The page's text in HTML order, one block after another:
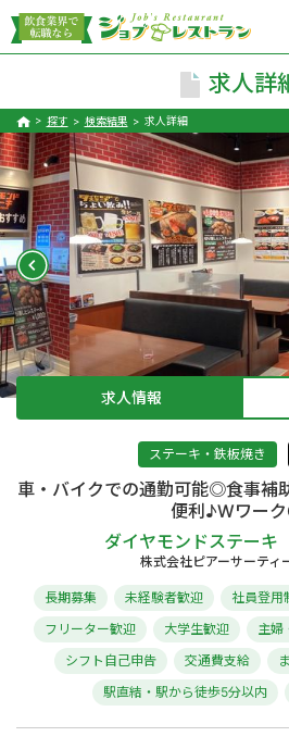
求人詳
探す 検索結果 求人詳細
求人情報
ステーキ・鉄板焼き
車・バイクでの通勤可能◎食事補
便利♪Wワー
ダイヤモンドステー
株式会社ピアーサーテ
長期募集 未経験者歓迎 社員登用
フリーター歓迎
大学生歓迎 主婦
シフト自己申告
交通費支給
駅直結・駅から徒歩5分以内